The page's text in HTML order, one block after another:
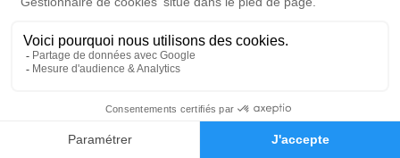
Faire-part Hommages
Cérémonie
jeudi 11 décembre 2025 à 09h30
Espace Funéraire de l'Ill de Sausheim
14 Rue Jean Monnet
Je rends hommage